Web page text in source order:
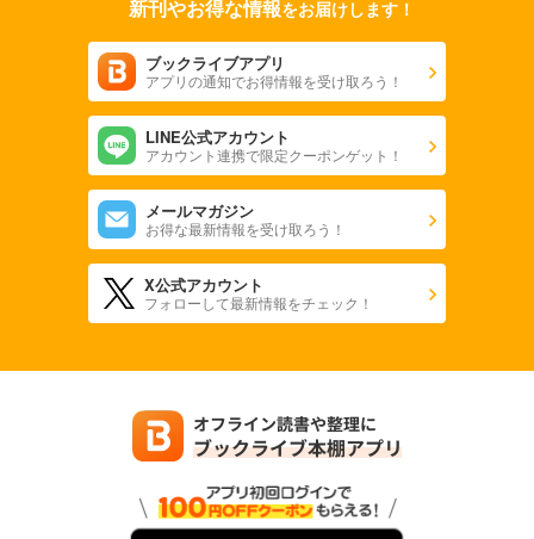
新刊やお得な情報をお届けします！
ブックライブアプリ
アプリの通知でお得情報を受け取ろう！
LINE公式アカウント
アカウント連携で限定クーポンゲット！
メールマガジン
お得な最新情報を受け取ろう！
X公式アカウント
フォローして最新情報をチェック！